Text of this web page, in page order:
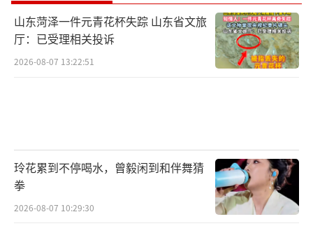
山东菏泽一件元青花杯失踪 山东省文旅
厅：已受理相关投诉
2026-08-07 13:22:51
玲花累到不停喝水，曾毅闲到和伴舞猜
拳
2026-08-07 10:29:30